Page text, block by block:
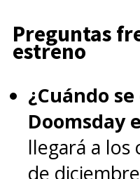
Preguntas
estreno
¿Cuándo
Doomsday
llegará a los
de